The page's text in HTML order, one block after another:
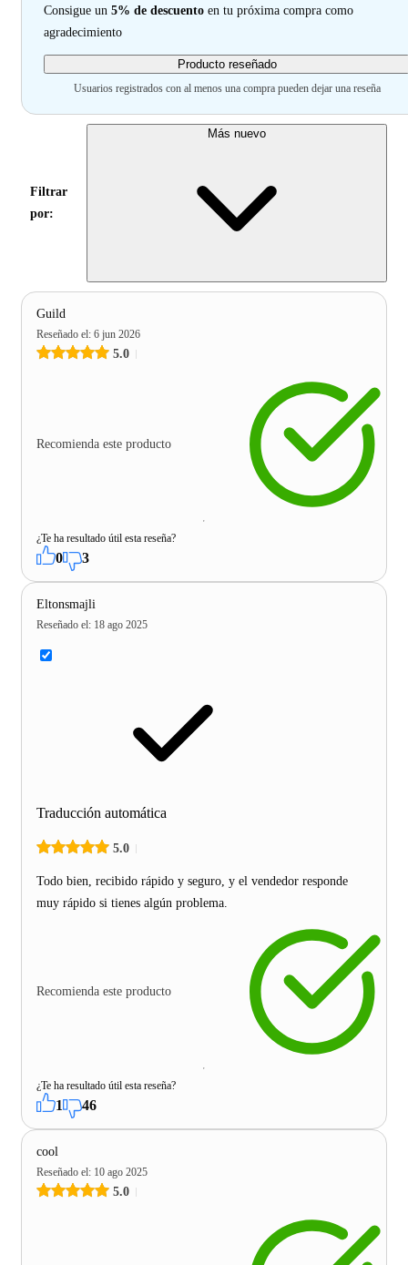
Consigue un 5% de descuento en tu próxima compra como
agradecimiento
Producto reseñado
Usuarios registrados con al menos una compra pueden dejar una reseña
Filtrar
por:
Más nuevo
Guild
Reseñado el: 6 jun 2026
5.0
Recomienda este producto
¿Te ha resultado útil esta reseña?
0 3
Eltonsmajli
Reseñado el: 18 ago 2025
Traducción automática
5.0
Todo bien, recibido rápido y seguro, y el vendedor responde
muy rápido si tienes algún problema.
Recomienda este producto
¿Te ha resultado útil esta reseña?
1 46
cool
Reseñado el: 10 ago 2025
5.0